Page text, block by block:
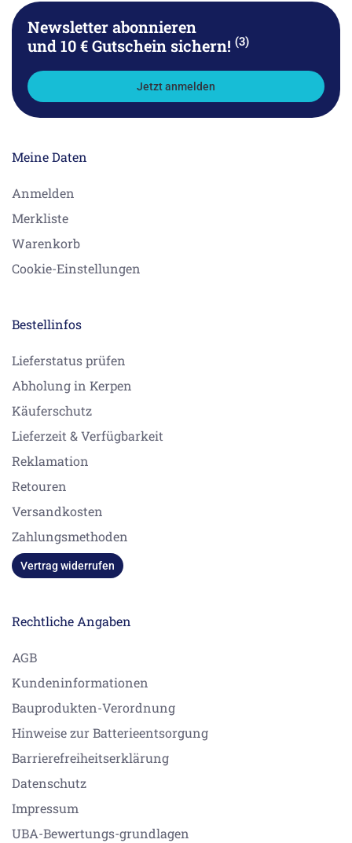
Newsletter abonnieren
und 10 € Gutschein sichern! (3)
Jetzt anmelden
Meine Daten
Anmelden
Merkliste
Warenkorb
Cookie-Einstellungen
Bestellinfos
Lieferstatus prüfen
Abholung in Kerpen
Käuferschutz
Lieferzeit & Verfügbarkeit
Reklamation
Retouren
Versandkosten
Zahlungsmethoden
Vertrag widerrufen
Rechtliche Angaben
AGB
Kundeninformationen
Bauprodukten-Verordnung
Hinweise zur Batterieentsorgung
Barrierefreiheitserklärung
Datenschutz
Impressum
UBA-Bewertungs-grundlagen